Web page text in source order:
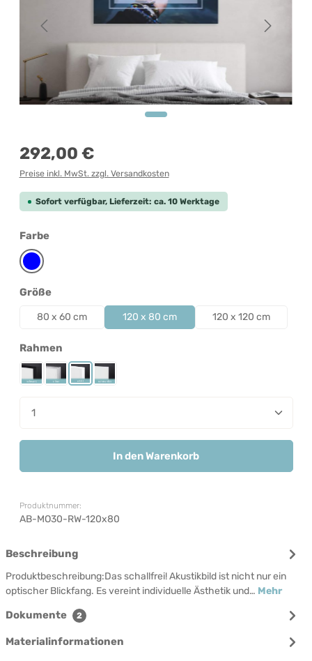
Regulärer Preis:
292,00 €
Preise inkl. MwSt. zzgl. Versandkosten
Sofort verfügbar, Lieferzeit: ca. 10 Werktage
Farbeauswählen
Blau
Größeauswählen
80 x 60 cm 120 x 80 cm 120 x 120 cm
Rahmenauswählen
Rahmen Schwarz
Rahmen Silber
Rahmen Weiß
Rahmenlos
Produkt Anzahl: Gib den gewünschten Wert ein
In den Warenkorb
Produktnummer:
AB-MO30-RW-120x80
Beschreibung
Produktbeschreibung:Das schallfrei! Akustikbild ist nicht nur ein
optischer Blickfang. Es vereint individuelle Ästhetik und… Mehr
Dokumente 2
Materialinformationen